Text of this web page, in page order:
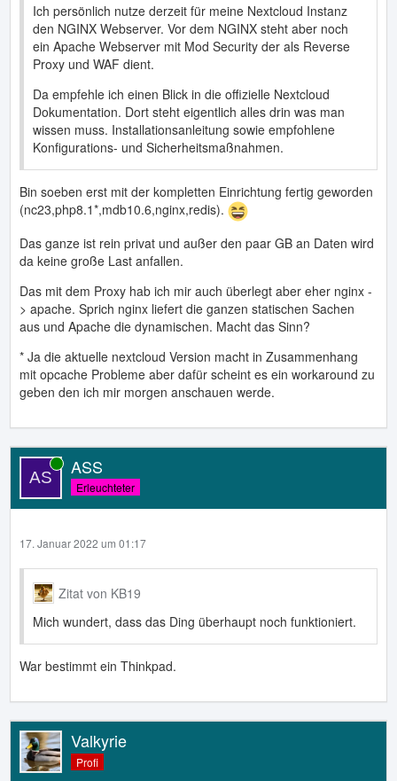
Ich persönlich nutze derzeit für meine Nextcloud Instanz
den NGINX Webserver. Vor dem NGINX steht aber noch
ein Apache Webserver mit Mod Security der als Reverse
Proxy und WAF dient.
Da empfehle ich einen Blick in die offizielle Nextcloud
Dokumentation. Dort steht eigentlich alles drin was man
wissen muss. Installationsanleitung sowie empfohlene
Konfigurations- und Sicherheitsmaßnahmen.
Bin soeben erst mit der kompletten Einrichtung fertig geworden
(nc23,php8.1*,mdb10.6,nginx,redis).
Das ganze ist rein privat und außer den paar GB an Daten wird
da keine große Last anfallen.
Das mit dem Proxy hab ich mir auch überlegt aber eher nginx -
> apache. Sprich nginx liefert die ganzen statischen Sachen
aus und Apache die dynamischen. Macht das Sinn?
* Ja die aktuelle nextcloud Version macht in Zusammenhang
mit opcache Probleme aber dafür scheint es ein workaround zu
geben den ich mir morgen anschauen werde.
ASS
Online
Erleuchteter
17. Januar 2022 um 01:17
Zitat von KB19
Mich wundert, dass das Ding überhaupt noch funktioniert.
War bestimmt ein Thinkpad.
Valkyrie
Profi